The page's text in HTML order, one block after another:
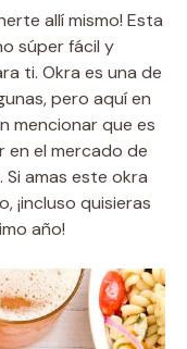
allí mismo! Esta
súper fácil y
ti. Okra es una de
pero aquí en
mencionar que es
el mercado de
amas este okra
¡incluso quisieras
año!